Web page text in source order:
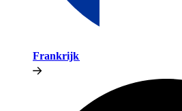
Frankrijk​​